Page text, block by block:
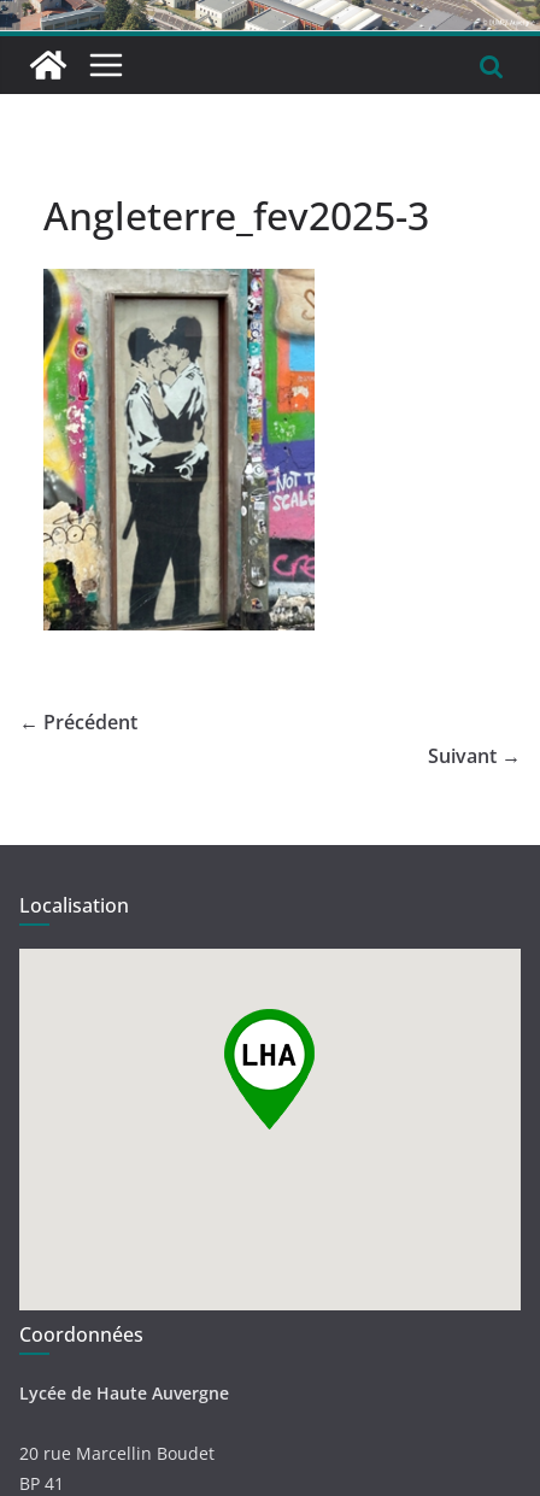
Angleterre_fev2025-3
← Précédent
Suivant →
Localisation
Coordonnées
Lycée de Haute Auvergne
20 rue Marcellin Boudet
BP 41